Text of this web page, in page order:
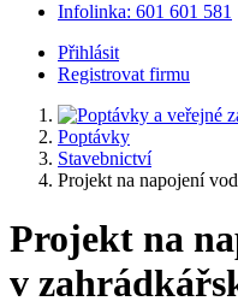
Infolinka: 601 601 581
Přihlásit
Registrovat firmu
Poptávky
Stavebnictví
Projekt na napojení
Projekt na
v